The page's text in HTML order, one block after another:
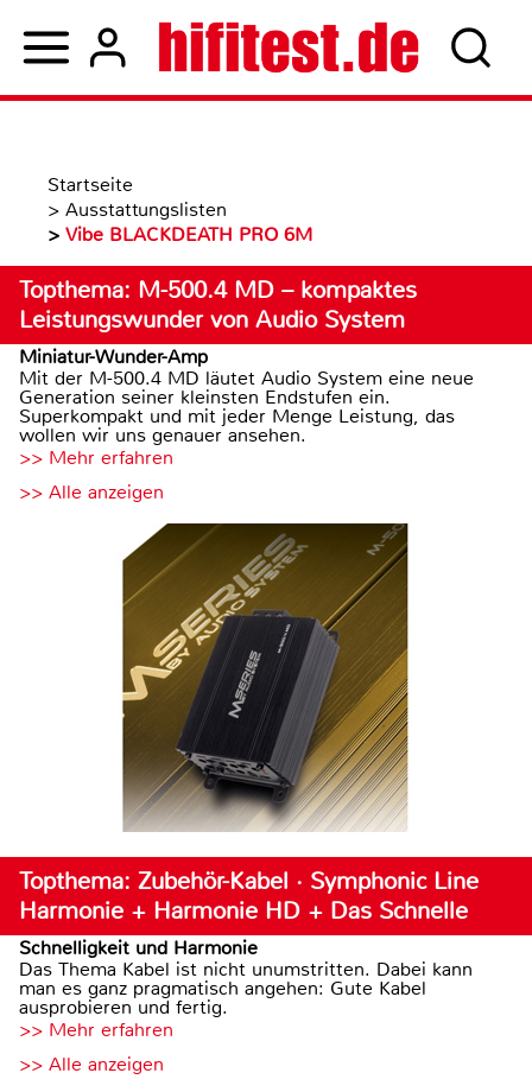
Startseite
> Ausstattungslisten
> Vibe BLACKDEATH PRO 6M
Topthema: M-500.4 MD – kompaktes
Leistungswunder von Audio System
Miniatur-Wunder-Amp
Mit der M-500.4 MD läutet Audio System eine neue
Generation seiner kleinsten Endstufen ein.
Superkompakt und mit jeder Menge Leistung, das
wollen wir uns genauer ansehen.
>> Mehr erfahren
>> Alle anzeigen
Topthema: Zubehör-Kabel · Symphonic Line
Harmonie + Harmonie HD + Das Schnelle
Schnelligkeit und Harmonie
Das Thema Kabel ist nicht unumstritten. Dabei kann
man es ganz pragmatisch angehen: Gute Kabel
ausprobieren und fertig.
>> Mehr erfahren
>> Alle anzeigen